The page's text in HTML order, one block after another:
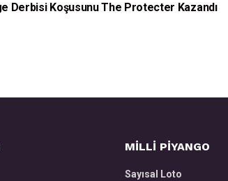
Derbisi Koşusunu The Protecter Kazandı
MİLLİ PİYANGO
Sayısal Loto